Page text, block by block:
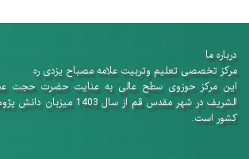
درباره ما
​​​​​​​مرکز تخصصی تعلیم وتربیت علامه مصباح یزدی ره
این مرکز حوزوی سطح عالی به عنایت حضرت حجت
الشریف در شهر مقدس قم از سال
کشور است.